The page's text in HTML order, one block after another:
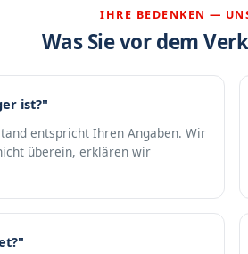
IHRE BEDENKEN —
Was Sie vor dem
ist?"
entspricht Ihren Angaben. Wir
überein, erklären wir